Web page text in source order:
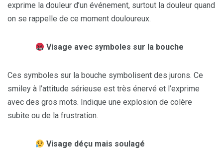
exprime la douleur d’un événement, surtout la douleur quand
on se rappelle de ce moment douloureux.
Visage avec symboles sur la bouche
Ces symboles sur la bouche symbolisent des jurons. Ce
smiley à l’attitude sérieuse est très énervé et l’exprime
avec des gros mots. Indique une explosion de colère
subite ou de la frustration.
Visage déçu mais soulagé